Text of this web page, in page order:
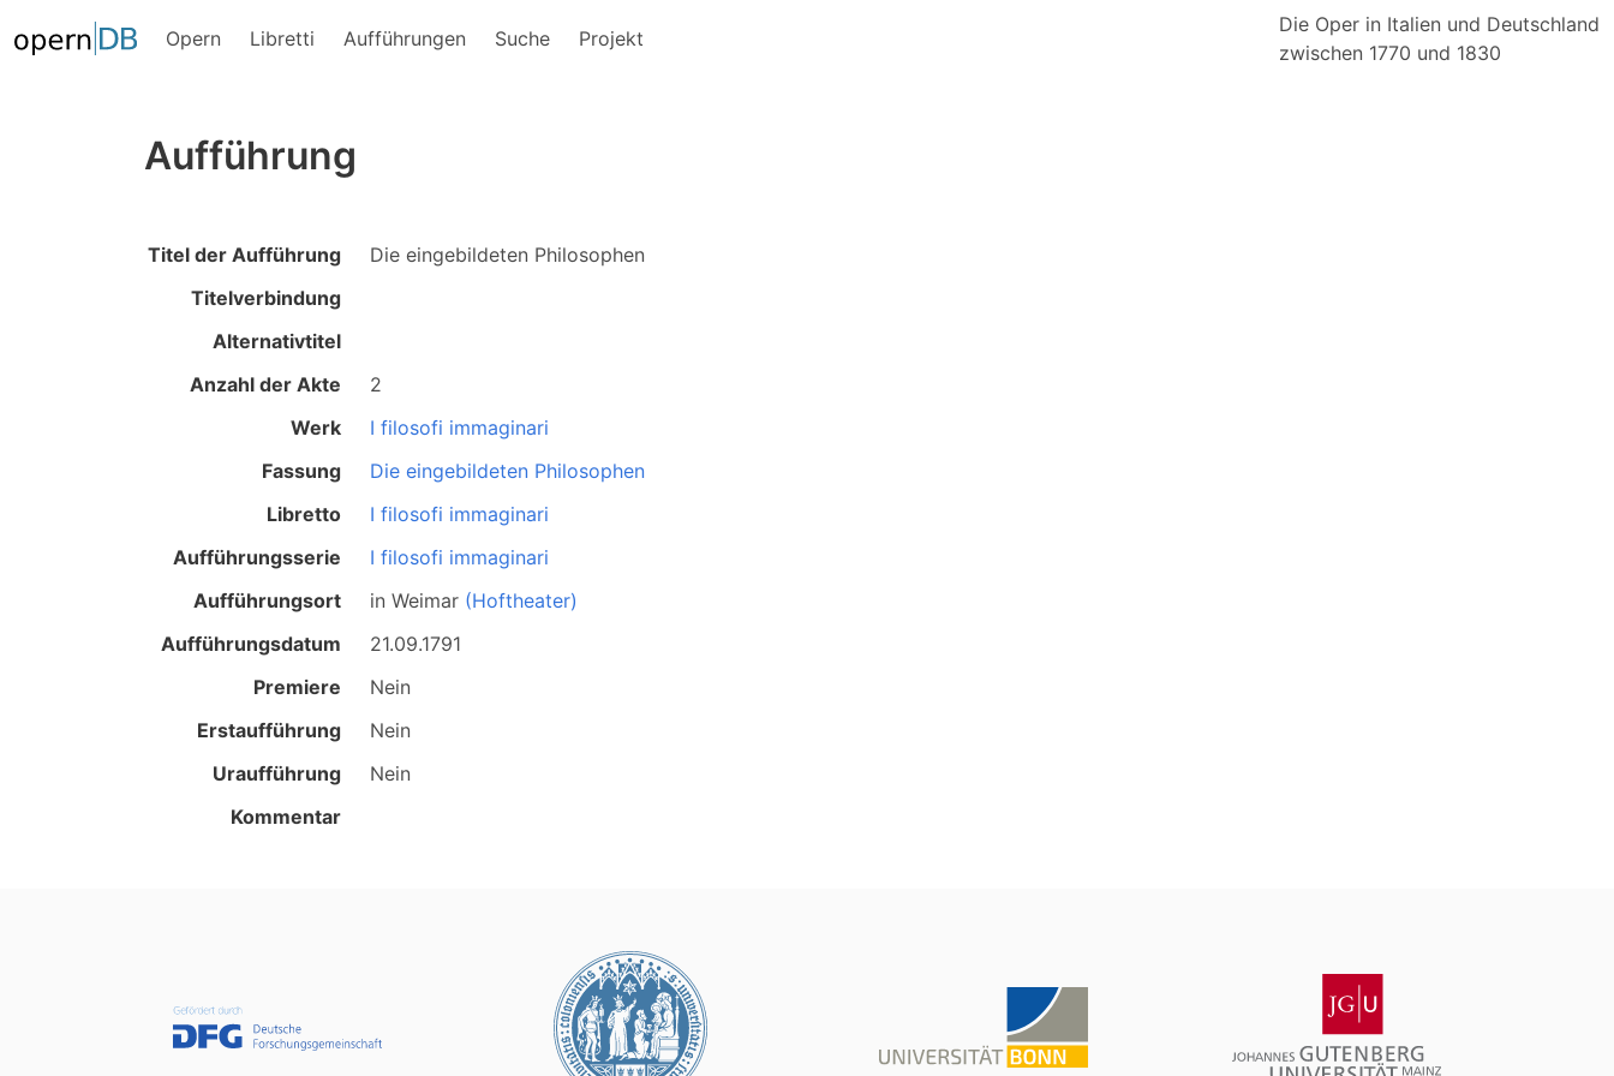
Opern Libretti Aufführungen Suche Projekt
Die Oper in Italien und Deutschland
zwischen 1770 und 1830
Aufführung
Titel der Aufführung
Die eingebildeten Philosophen
Titelverbindung
Alternativtitel
Anzahl der Akte
2
Werk
I filosofi immaginari
Fassung
Die eingebildeten Philosophen
Libretto
I filosofi immaginari
Aufführungsserie
I filosofi immaginari
Aufführungsort
in Weimar (Hoftheater)
Aufführungsdatum
21.09.1791
Premiere
Nein
Erstaufführung
Nein
Uraufführung
Nein
Kommentar